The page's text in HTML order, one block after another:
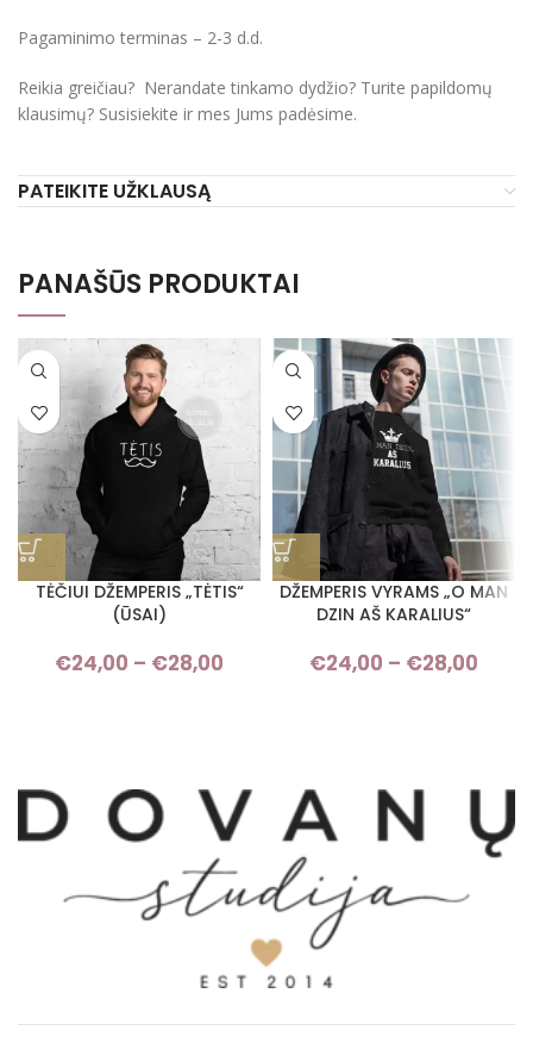
Pagaminimo terminas – 2-3 d.d.
Reikia greičiau? Nerandate tinkamo dydžio? Turite papildomų
klausimų? Susisiekite ir mes Jums padėsime.
PATEIKITE UŽKLAUSĄ
PANAŠŪS PRODUKTAI
TĖČIUI DŽEMPERIS „TĖTIS“
(ŪSAI)
€24,00 – €28,00
Price range: €24,00 through
DŽEMPERIS VYRAMS „O MAN
DZIN AŠ KARALIUS“
€24,00 – €28,00